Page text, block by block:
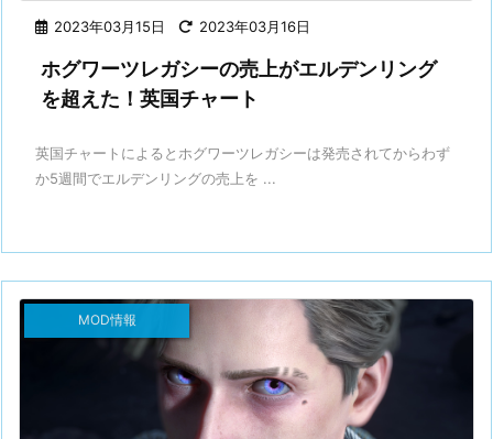
2023年03月15日 2023年03月16日
ホグワーツレガシーの売上がエルデンリング
を超えた！英国チャート
英国チャートによるとホグワーツレガシーは発売されてからわず
か5週間でエルデンリングの売上を ...
MOD情報